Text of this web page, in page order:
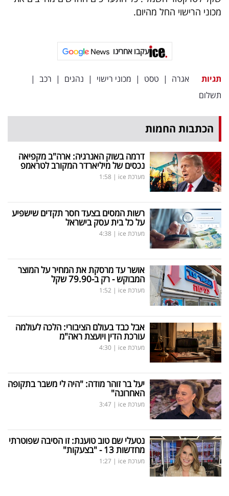
פרסמו
מכוני הרישוי החל מהיום.
עקבו אחרינו
תגיות אגרה | טסט | מכוני רישוי | נהגים | רכב |
תשלום
הכתבות החמות
דרמה בשוק האנרגיה: ארה"ב מקפיאה
נכסים של מיליארדר המקורב לטראמפ
מערכת ice |
1:58
רשות המסים בצעד חסר תקדים שישפיע
על כל בית עסק בישראל
מערכת ice |
4:38
אושר עד מרסקת את המחיר על המוצר
המבוקש - רק ב-79.90 שקל
מערכת ice |
1:52
אבל כבד בעולם הציבורי: הלכה לעולמה
עורכת הדין ויועצת ראה"מ
מערכת ice |
4:30
יעל בר זוהר מודה: "היה לי משבר בתקופה
האחרונה"
מערכת ice |
3:47
נטעלי שם טוב טוענת: זו הסיבה שפוטרתי
מחדשות 13 - "בצעקות"
מערכת ice |
1:27